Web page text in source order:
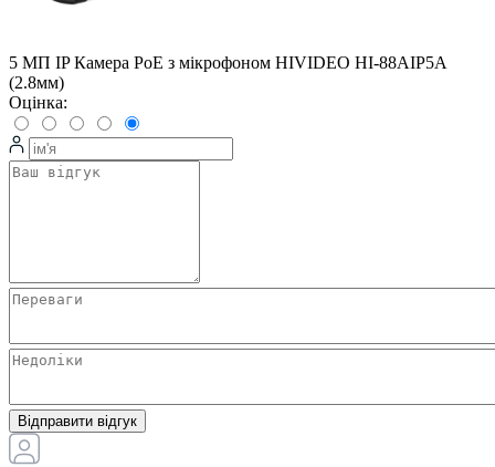
5 МП IP Камера PoE з мікрофоном HIVIDEO HI-88AIP5A
(2.8мм)
Оцінка:
Відправити відгук